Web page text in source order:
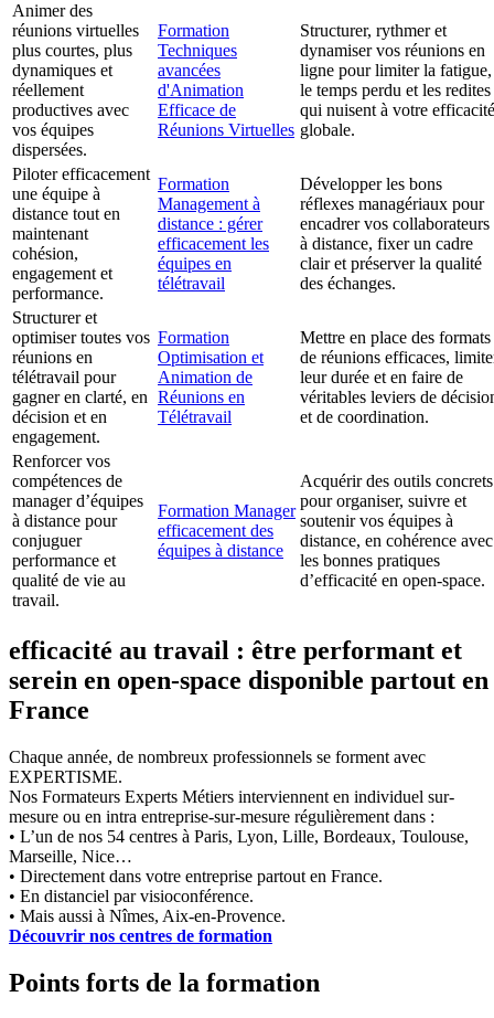
Animer des
réunions virtuelles
plus courtes, plus
dynamiques et
réellement
productives avec
vos équipes
dispersées.
Formation
Techniques
avancées
d'Animation
Efficace de
Réunions Virtuelles
Structurer, rythmer et
dynamiser vos réunions en
ligne pour limiter la fatigue,
le temps perdu et les redites
qui nuisent à votre efficacité
globale.
Piloter efficacement
une équipe à
distance tout en
maintenant
cohésion,
engagement et
performance.
Formation
Management à
distance : gérer
efficacement les
équipes en
télétravail
Développer les bons
réflexes managériaux pour
encadrer vos collaborateurs
à distance, fixer un cadre
clair et préserver la qualité
des échanges.
Structurer et
optimiser toutes vos
réunions en
télétravail pour
gagner en clarté, en
décision et en
engagement.
Formation
Optimisation et
Animation de
Réunions en
Télétravail
Mettre en place des formats
de réunions efficaces,
leur durée et en faire de
véritables leviers de
et de coordination.
Renforcer vos
compétences de
manager d’équipes
à distance pour
conjuguer
performance et
qualité de vie au
travail.
Formation Manager
efficacement des
équipes à distance
Acquérir des outils concrets
pour organiser, suivre et
soutenir vos équipes à
distance, en cohérence avec
les bonnes pratiques
d’efficacité en open-space.
efficacité au travail : être performant et
serein en open-space disponible partout en
France
Chaque année, de nombreux professionnels se forment avec
EXPERTISME.
Nos Formateurs Experts Métiers interviennent en individuel sur-
mesure ou en intra entreprise-sur-mesure régulièrement dans :
• L’un de nos 54 centres à Paris, Lyon, Lille, Bordeaux, Toulouse,
Marseille, Nice…
• Directement dans votre entreprise partout en France.
• En distanciel par visioconférence.
• Mais aussi à Nîmes, Aix-en-Provence.
Découvrir nos centres de formation
Points forts de la formation